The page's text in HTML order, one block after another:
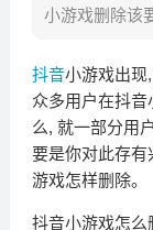
小游戏删除该
抖音小游戏出现
众多用户在抖
么, 就一部分用
要是你对此存有
游戏怎样删除。
抖音小游戏怎么